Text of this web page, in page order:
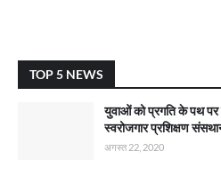
TOP 5 NEWS
युवाओं को प्रगति के पथ पर
स्वरोजगार प्रशिक्षण
अगस्त 22, 2020